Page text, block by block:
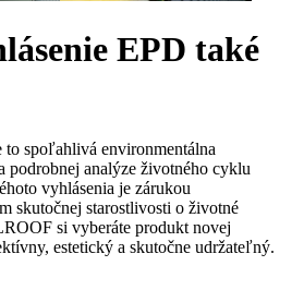
EPD také
spoľahlivá environmentálna
podrobnej analýze životného cyklu
vyhlásenia je zárukou
skutočnej starostlivosti o životné
si vyberáte produkt novej
estetický a skutočne udržateľný.